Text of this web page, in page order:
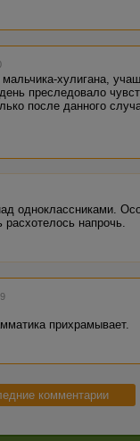
хулигана,
преследовало
после данного
одноклассниками.
расхотелось напрочь.
прихрамывает.
комментарии